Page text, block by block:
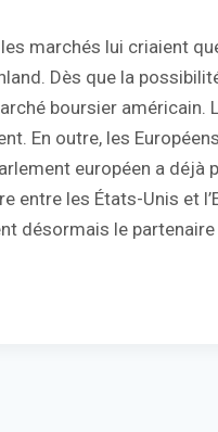
marchés lui criaient
Dès que la
boursier américain.
En outre, les
européen a déjà
entre les États-Unis et
désormais le